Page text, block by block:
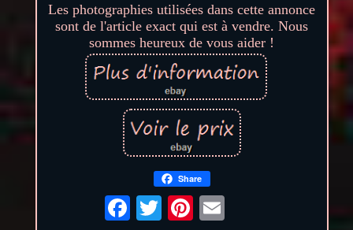
Les photographies utilisées dans cette annonce
sont de l'article exact qui est à vendre. Nous
sommes heureux de vous aider !
Share